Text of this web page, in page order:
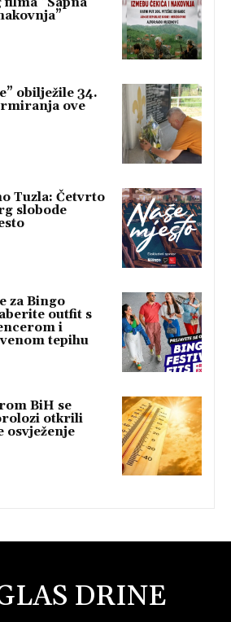
obilježile 34.
ove
Tuzla: Četvrto
slobode
za Bingo
outfit s
i
tepihu
BiH se
otkrili
osvježenje
DRINE